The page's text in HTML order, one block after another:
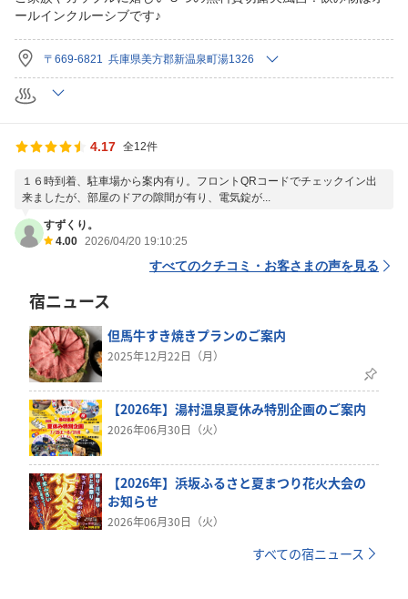
ールインクルーシブです♪
〒669-6821 兵庫県美方郡新温泉町湯1326
4.17 全12件
１６時到着、駐車場から案内有り。フロントQRコードでチェックイン出
来ましたが、部屋のドアの隙間が有り、電気錠が...
すずくり。
4.00 2026/04/20 19:10:25
すべてのクチコミ・お客さまの声を見る
宿ニュース
但馬牛すき焼きプランのご案内
2025年12月22日（月）
【2026年】湯村温泉夏休み特別企画のご案内
2026年06月30日（火）
【2026年】浜坂ふるさと夏まつり花火大会の
お知らせ
2026年06月30日（火）
すべての宿ニュース